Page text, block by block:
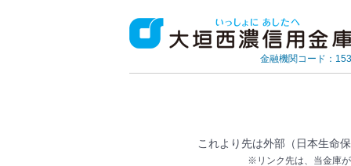
金融機関コード：
これより先は外部（日本生命
※リンク先は、当金庫